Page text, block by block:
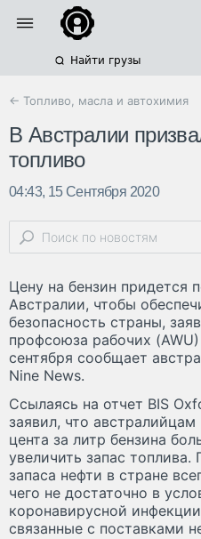
Найти грузы
← Топливо, масла и автохимия
В Австралии
топливо
04:43, 15 Сентября 2020
Цену на бензин придется
Австралии, чтобы
безопасность страны,
профсоюза рабочих
сентября сообщает
Nine News.
Ссылаясь на отчет BIS
заявил, что австралийцам
цента за литр бензина
увеличить запас
запаса нефти в стране
чего не достаточно в
коронавирусной
связанные с поставками